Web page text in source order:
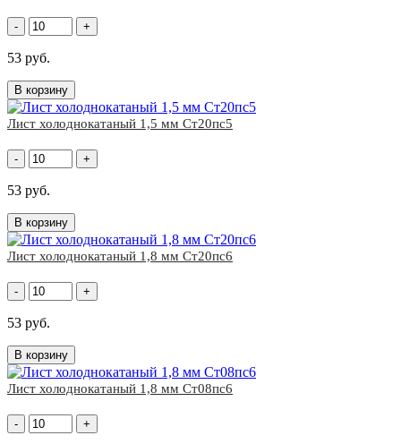
- +
53 руб.
В корзину
Лист холоднокатаный 1,5 мм Ст20пс5
- +
53 руб.
В корзину
Лист холоднокатаный 1,8 мм Ст20пс6
- +
53 руб.
В корзину
Лист холоднокатаный 1,8 мм Ст08пс6
- +